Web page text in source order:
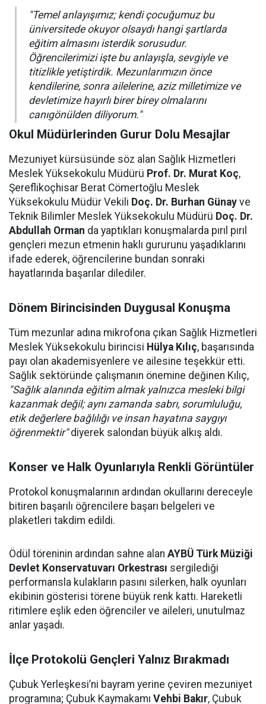
"Temel anlayışımız; kendi çocuğumuz bu
üniversitede okuyor olsaydı hangi şartlarda
eğitim almasını isterdik sorusudur.
Öğrencilerimizi işte bu anlayışla, sevgiyle ve
titizlikle yetiştirdik. Mezunlarımızın önce
kendilerine, sonra ailelerine, aziz milletimize ve
devletimize hayırlı birer birey olmalarını
canıgönülden diliyorum."
Okul Müdürlerinden Gurur Dolu Mesajlar
Mezuniyet kürsüsünde söz alan Sağlık Hizmetleri
Meslek Yüksekokulu Müdürü Prof. Dr. Murat Koç,
Şereflikoçhisar Berat Cömertoğlu Meslek
Yüksekokulu Müdür Vekili Doç. Dr. Burhan Günay ve
Teknik Bilimler Meslek Yüksekokulu Müdürü Doç. Dr.
Abdullah Orman da yaptıkları konuşmalarda pırıl pırıl
gençleri mezun etmenin haklı gururunu yaşadıklarını
ifade ederek, öğrencilerine bundan sonraki
hayatlarında başarılar dilediler.
Dönem Birincisinden Duygusal Konuşma
Tüm mezunlar adına mikrofona çıkan Sağlık Hizmetleri
Meslek Yüksekokulu birincisi Hülya Kılıç, başarısında
payı olan akademisyenlere ve ailesine teşekkür etti.
Sağlık sektöründe çalışmanın önemine değinen Kılıç,
"Sağlık alanında eğitim almak yalnızca mesleki bilgi
kazanmak değil; aynı zamanda sabrı, sorumluluğu,
etik değerlere bağlılığı ve insan hayatına saygıyı
öğrenmektir"diyerek salondan büyük alkış aldı.
Konser ve Halk Oyunlarıyla Renkli Görüntüler
Protokol konuşmalarının ardından okullarını dereceyle
bitiren başarılı öğrencilere başarı belgeleri ve
plaketleri takdim edildi.
Ödül töreninin ardından sahne alan AYBÜ Türk Müziği
Devlet Konservatuvarı Orkestrası sergilediği
performansla kulakların pasını silerken, halk oyunları
ekibinin gösterisi törene büyük renk kattı. Hareketli
ritimlere eşlik eden öğrenciler ve aileleri, unutulmaz
anlar yaşadı.
İlçe Protokolü Gençleri Yalnız Bırakmadı
Çubuk Yerleşkesi’ni bayram yerine çeviren mezuniyet
programına; Çubuk Kaymakamı Vehbi Bakır, Çubuk